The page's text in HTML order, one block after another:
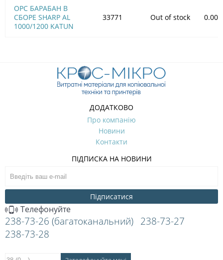
OPC БАРАБАН В
СБОРЕ SHARP AL
1000/1200 KATUN
33771 Out of stock 0.00
ДОДАТКОВО
Про компанію
Новини
Контакти
ПІДПИСКА НА НОВИНИ
Підписатися
Телефонуйте
238-73-26 (багатоканальний) 238-73-27
238-73-28